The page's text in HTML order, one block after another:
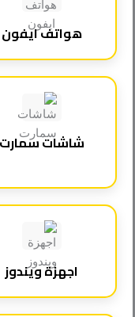
هواتف ايفون
شاشات سمارت
اجهزة ويندوز